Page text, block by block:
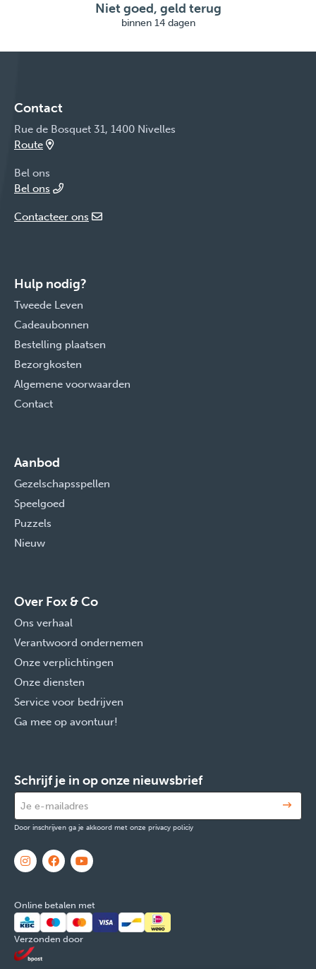
Niet goed, geld terug
binnen 14 dagen
Contact
Rue de Bosquet 31, 1400 Nivelles
Route
Bel ons
Bel ons
Contacteer ons
Hulp nodig?
Tweede Leven
Cadeaubonnen
Bestelling plaatsen
Bezorgkosten
Algemene voorwaarden
Contact
Aanbod
Gezelschapsspellen
Speelgoed
Puzzels
Nieuw
Over Fox & Co
Ons verhaal
Verantwoord ondernemen
Onze verplichtingen
Onze diensten
Service voor bedrijven
Ga mee op avontuur!
Schrijf je in op onze nieuwsbrief
Door inschrijven ga je akkoord met onze privacy policiy
Online betalen met
Verzonden door